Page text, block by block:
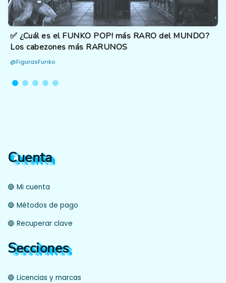
✅ ¿Cuál es el FUNKO POP! más RARO del MUNDO?
Los cabezones más RARUNOS
@FigurasFunko
Cuenta
🔵 Mi cuenta
🔵 Métodos de pago
🔵 Recuperar clave
Secciones
🔵 Licencias y marcas